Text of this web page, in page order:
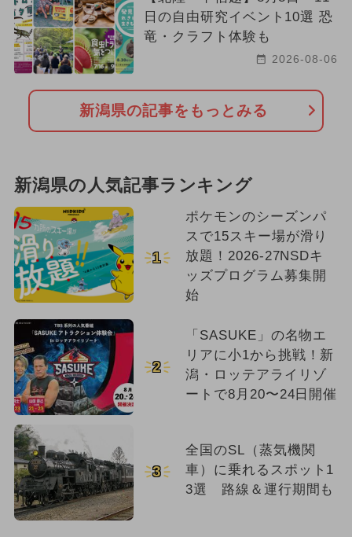
日の自由研究イベント10選 恐
竜・クラフト体験も
2026-08-06
新潟県の記事をもっとみる
新潟県の人気記事ランキング
1
ポケモンのシーズンパ
スで15スキー場が滑り
放題！2026-27NSDキ
ッズプログラム募集開
始
2
「SASUKE」の名物エ
リアに小1から挑戦！新
潟・ロッテアライリゾ
ートで8月20〜24日開催
3
全国のSL（蒸気機関
車）に乗れるスポット1
3選 路線＆運行期間も